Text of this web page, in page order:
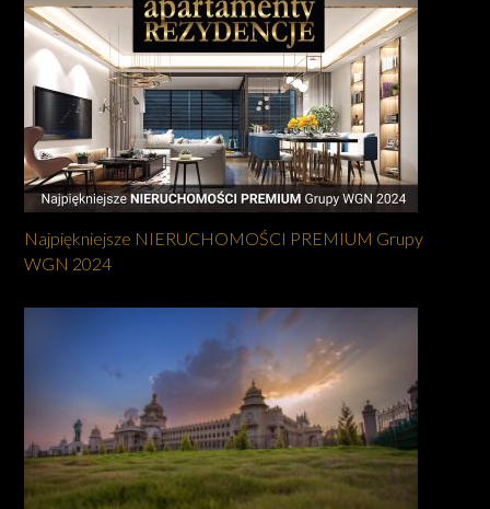
Najpiękniejsze NIERUCHOMOŚCI PREMIUM Grupy
WGN 2024